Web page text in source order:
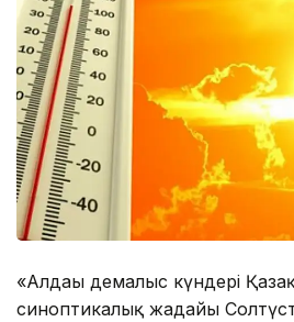
«Алдағы демалыс күндері
синоптикалық жағдайы